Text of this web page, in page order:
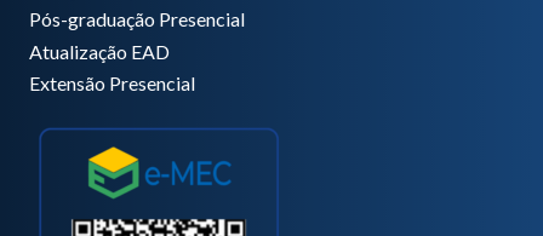
Pós-graduação Presencial
Atualização EAD
Extensão Presencial